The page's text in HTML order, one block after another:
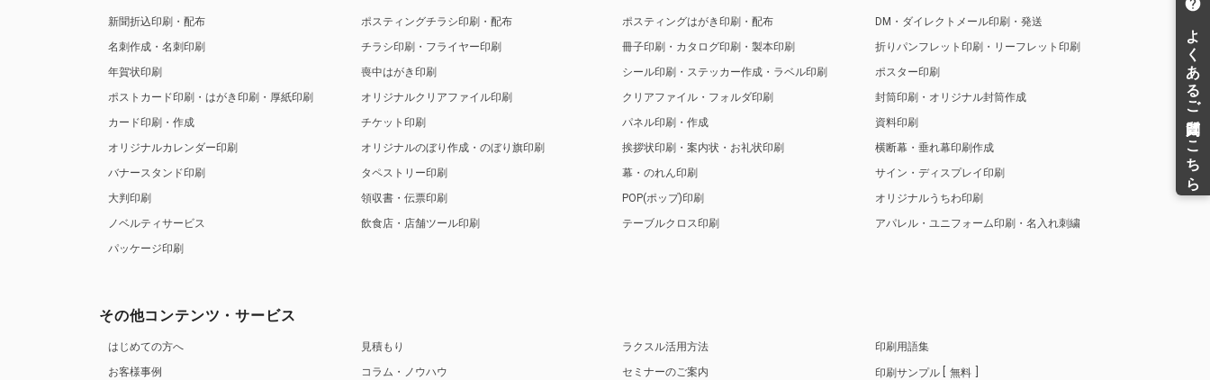
新聞折込印刷・配布
名刺作成・名刺印刷
年賀状印刷
ポストカード印刷・はがき印刷・厚紙印刷
カード印刷・作成
オリジナルカレンダー印刷
バナースタンド印刷
大判印刷
ノベルティサービス
パッケージ印刷
ポスティングチラシ印刷・配布
チラシ印刷・フライヤー印刷
喪中はがき印刷
オリジナルクリアファイル印刷
チケット印刷
オリジナルのぼり作成・のぼり旗印刷
タペストリー印刷
領収書・伝票印刷
飲食店・店舗ツール印刷
ポスティングはがき印刷・配布
冊子印刷・カタログ印刷・製本印刷
シール印刷・ステッカー作成・ラベル印刷
クリアファイル・フォルダ印刷
パネル印刷・作成
挨拶状印刷・案内状・お礼状印刷
幕・のれん印刷
POP(ポップ)印刷
テーブルクロス印刷
DM・ダイレクトメール印刷・発送
折りパンフレット印刷・リーフレット印刷
ポスター印刷
封筒印刷・オリジナル封筒作成
資料印刷
横断幕・垂れ幕印刷作成
サイン・ディスプレイ印刷
オリジナルうちわ印刷
アパレル・ユニフォーム印刷・名入れ刺繍
その他コンテンツ・サービス
はじめての方へ
お客様事例
見積もり
コラム・ノウハウ
ラクスル活用方法
セミナーのご案内
印刷用語集
印刷サンプル
無料